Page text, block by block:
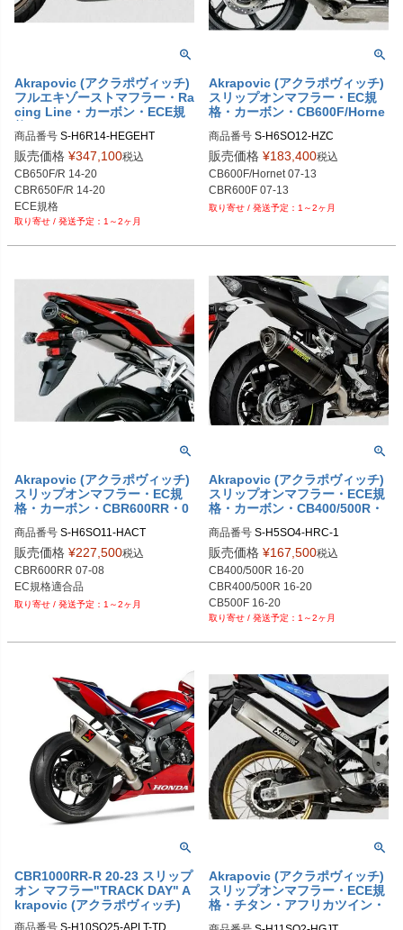
Akrapovic (アクラポヴィッチ)
フルエキゾーストマフラー・Ra
cing Line・カーボン・ECE規
650F/R・14-20
商品番号
販売価格 ¥347,100税込
CB650F/R 14-20
CBR650F/R 14-20
1～2ヶ月
Akrapovic (アクラポヴィッチ)
スリップオンマフラー・EC規
格・カーボン・CB600F/Horne
商品番号 S-H6SO12-HZC
販売価格 ¥183,400税込
CB600F/Hornet 07-13
CBR600F 07-13
1～2ヶ月
Akrapovic (アクラポヴィッチ)
スリップオンマフラー・EC規
格・カーボン・CBR600RR・0
商品番号
販売価格 ¥227,500税込
CBR600RR 07-08
EC規格適合品
1～2ヶ月
Akrapovic (アクラポヴィッチ)
スリップオンマフラー・ECE規
格・カーボン・CB400/500R・
商品番号 S-H5SO4-HRC-1
販売価格 ¥167,500税込
CB400/500R 16-20
CBR400/500R 16-20
CB500F 16-20
1～2ヶ月
CBR1000RR-R 20-23 スリップ
オン マフラー"TRACK DAY" A
krapovic (アクラポヴィッチ)
商品番号 S-H10SO25-APLT-TD
Akrapovic (アクラポヴィッチ)
スリップオンマフラー・ECE規
格・チタン・アフリカツイン・